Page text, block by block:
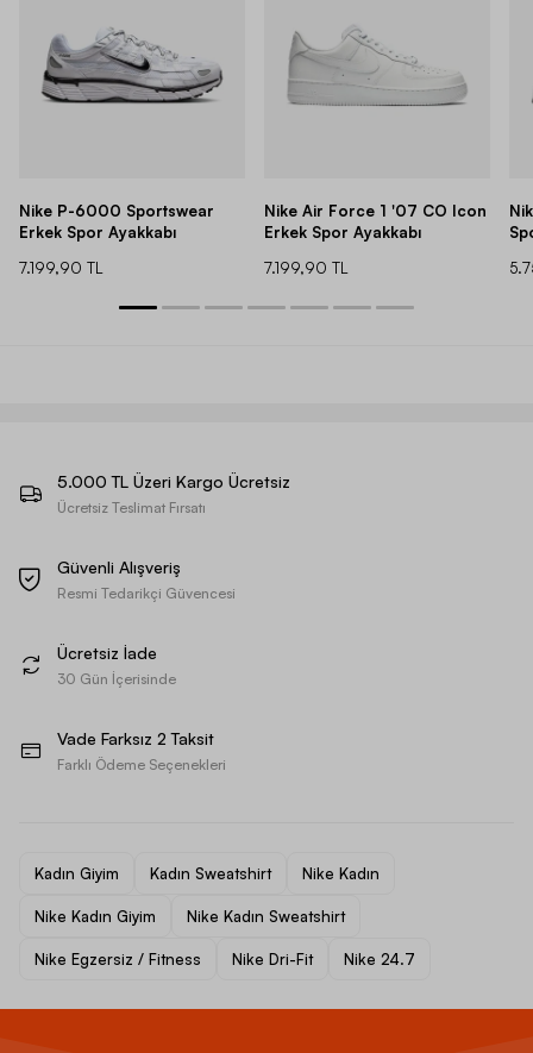
Nike P-6000 Sportswear
Erkek Spor Ayakkabı
7.199,90 TL
Nike Air Force 1 '07 CO Icon
Erkek Spor Ayakkabı
7.199,90 TL
5.000 TL Üzeri Kargo Ücretsiz
Ücretsiz Teslimat Fırsatı
Güvenli Alışveriş
Resmi Tedarikçi Güvencesi
Ücretsiz İade
30 Gün İçerisinde
Vade Farksız 2 Taksit
Farklı Ödeme Seçenekleri
Kadın Giyim Kadın Sweatshirt Nike Kadın
Nike Kadın Giyim Nike Kadın Sweatshirt
Nike Egzersiz / Fitness Nike Dri-Fit Nike 24.7